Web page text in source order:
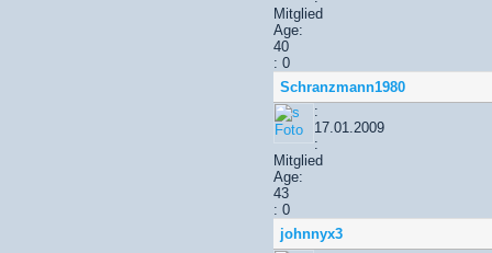
Mitglied
Age:
40
: 0
Schranzmann1980
:
17.01.2009
:
Mitglied
Age:
43
: 0
johnnyx3